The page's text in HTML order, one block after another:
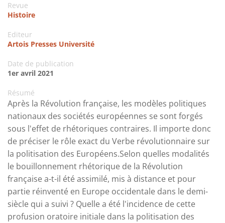
Revue
Histoire
Editeur
Artois Presses Université
Date de publication
1er avril 2021
Résumé
Après la Révolution française, les modèles politiques
nationaux des sociétés européennes se sont forgés
sous l'effet de rhétoriques contraires. Il importe donc
de préciser le rôle exact du Verbe révolutionnaire sur
la politisation des Européens.Selon quelles modalités
le bouillonnement rhétorique de la Révolution
française a-t-il été assimilé, mis à distance et pour
partie réinventé en Europe occidentale dans le demi-
siècle qui a suivi ? Quelle a été l'incidence de cette
profusion oratoire initiale dans la politisation des